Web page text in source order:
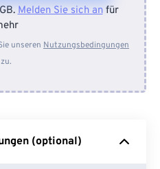
Melden Sie sich anfür
unseren Nutzungsbedingungen
zu.
(optional)